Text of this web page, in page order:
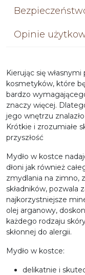
Opinie
Kierując się
kosmetyków, które
bardzo
znaczy więcej.
jego wnętrzu
Krótkie i zrozumiałe
przyszłość
Mydło w kostce
dłoni jak również
zmydlania na zimno,
składników, pozwala
najkorzystniejsze
olej arganowy,
każdego rodzaju
skłonnej do alergii.
Mydło w kostce:
delikatnie i